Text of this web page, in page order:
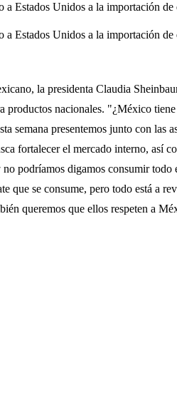
Estados Unidos a la importación
Estados Unidos a la importación
la presidenta Claudia
productos nacionales. "¿México
semana presentemos junto con
fortalecer el mercado interno,
podríamos digamos consumir
que se consume, pero todo está
queremos que ellos respeten a